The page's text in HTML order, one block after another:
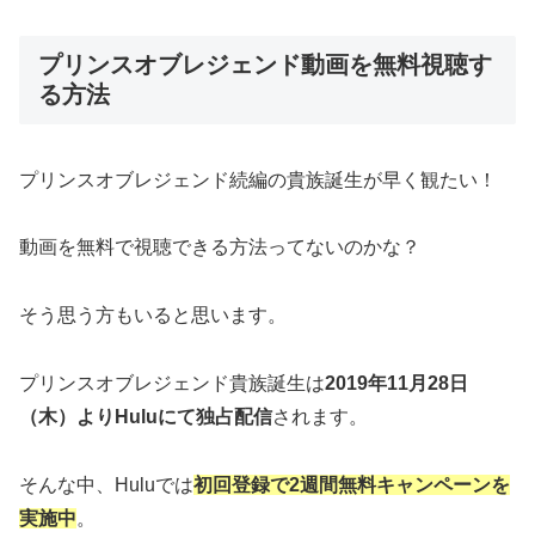
プリンスオブレジェンド動画を無料視聴す
る方法
プリンスオブレジェンド続編の貴族誕生が早く観たい！
動画を無料で視聴できる方法ってないのかな？
そう思う方もいると思います。
プリンスオブレジェンド貴族誕生は2019年11月28日
（木）よりHuluにて独占配信されます。
そんな中、Huluでは初回登録で2週間無料キャンペーンを
実施中。